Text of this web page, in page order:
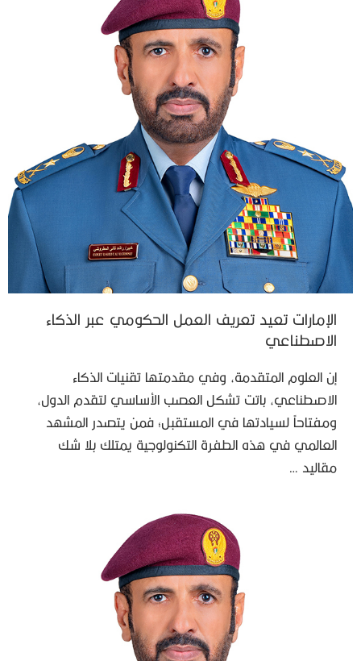
الإمارات تعيد تعريف العمل الحكومي عبر الذكاء
الاصطناعي
إن العلوم المتقدمة، وفي مقدمتها تقنيات الذكاء
الاصطناعي، باتت تشكل العصب الأساسي لتقدم الدول،
ومفتاحاً لسيادتها في المستقبل؛ فمن يتصدر المشهد
العالمي في هذه الطفرة التكنولوجية يمتلك بلا شك
مقاليد …